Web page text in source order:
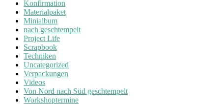
Konfirmation
Materialpaket
Minialbum
nach geschtempelt
Project Life
Scrapbook
Techniken
Uncategorized
Verpackungen
Videos
Von Nord nach Süd geschtempelt
Workshoptermine